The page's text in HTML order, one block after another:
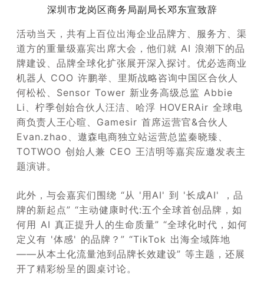
深圳市龙岗区商务局副局长邓东宣致辞
活动当天，共有上百位出海企业品牌方、服务方、渠
道方的重量级嘉宾出席大会，他们就 AI 浪潮下的品
牌建设、品牌全球化扩张展开深入探讨。优必选商业
机器人 COO 许鹏举、里斯战略咨询中国区合伙人
何松松、Sensor Tower 新业务高级总监 Abbie
Li、柠季创始合伙人汪洁、哈浮 HOVERAir 全球电
商负责人王心暄、Gamesir 首席运营官&合伙人
Evan.zhao、遨森电商独立站运营总监秦晓臻、
TOTWOO 创始人兼 CEO 王洁明等嘉宾应邀发表主
题演讲。
此外，与会嘉宾们围绕 “从 '用AI' 到 '长成AI' ，品
牌的新起点” “主动健康时代:五个全球首创品牌，如
何用 AI 真正提升人的生命质量” “全球化时代，如何
定义有 '体感' 的品牌？” “TikTok 出海全域阵地
——从本土化流量池到品牌长效建设” 等主题，还展
开了精彩纷呈的圆桌讨论。